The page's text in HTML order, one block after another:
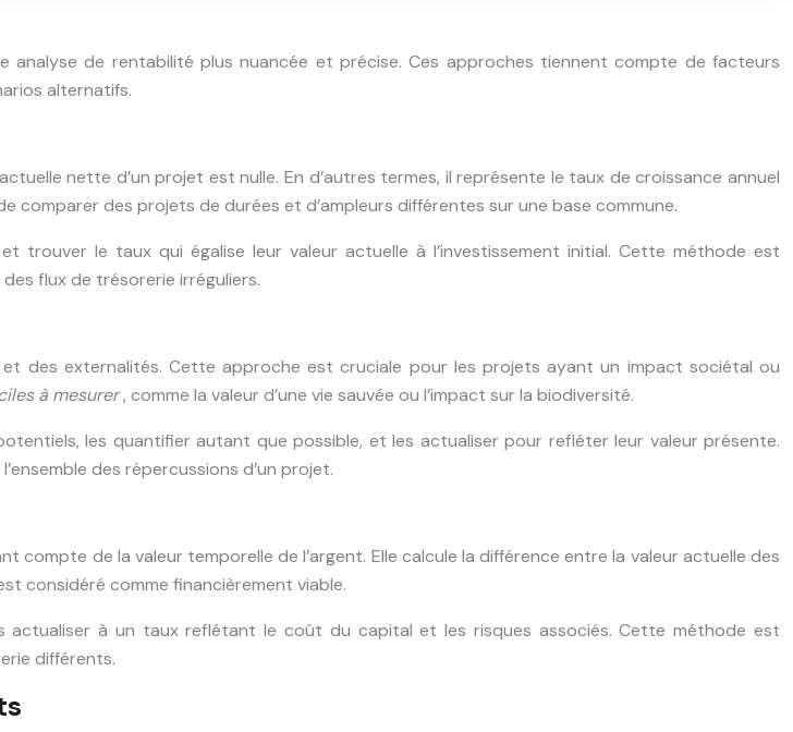
analyse de rentabilité plus nuancée et précise. Ces approches tiennent compte de facteurs
alternatifs.
nette d’un projet est nulle. En d’autres termes, il représente le taux de croissance annuel
comparer des projets de durées et d’ampleurs différentes sur une base commune.
le taux qui égalise leur valeur actuelle à l’investissement initial. Cette méthode est
flux de trésorerie irréguliers.
des externalités. Cette approche est cruciale pour les projets ayant un impact sociétal ou
à mesurer, comme la valeur d’une vie sauvée ou l’impact sur la biodiversité.
les quantifier autant que possible, et les actualiser pour refléter leur valeur présente.
des répercussions d’un projet.
compte de la valeur temporelle de l’argent. Elle calcule la différence entre la valeur actuelle des
considéré comme financièrement viable.
à un taux reflétant le coût du capital et les risques associés. Cette méthode est
différents.